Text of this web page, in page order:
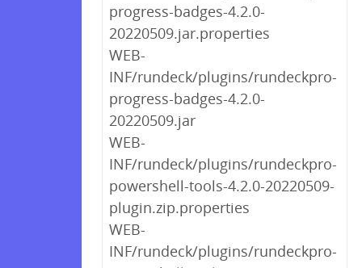
progress-badges-4.2.0-
20220509.jar.properties
WEB-
INF/rundeck/plugins/rundeckpro-
progress-badges-4.2.0-
20220509.jar
WEB-
INF/rundeck/plugins/rundeckpro-
powershell-tools-4.2.0-20220509-
plugin.zip.properties
WEB-
INF/rundeck/plugins/rundeckpro-